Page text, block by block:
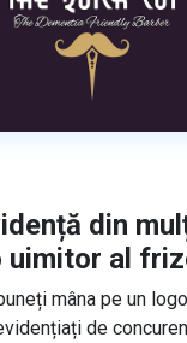
din
uimitor al
mâna pe un
de